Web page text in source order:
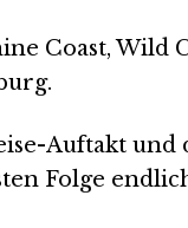
Coast, Wild
Auftakt und
Folge